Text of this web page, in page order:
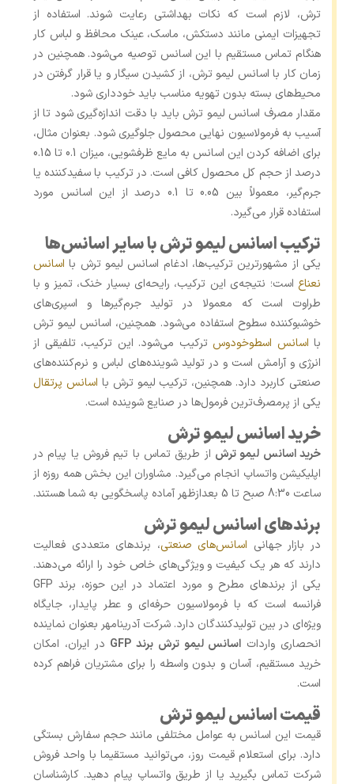
ترش، لازم است که نکات بهداشتی رعایت شوند. استفاده از
تجهیزات ایمنی مانند دستکش، ماسک، عینک محافظ و لباس کار
هنگام تماس مستقیم با این اسانس توصیه می‌شود. همچنین در
زمان کار با اسانس لیمو ترش، از کشیدن سیگار و یا قرار گرفتن در
محیط‌های بسته بدون تهویه مناسب باید خودداری شود.
مقدار مصرف اسانس لیمو ترش باید با دقت اندازه‌گیری شود تا از
آسیب به فرمولاسیون نهایی محصول جلوگیری شود. بعنوان مثال،
برای اضافه کردن این اسانس به مایع ظرفشویی، میزان 0.1 تا 0.15
درصد از حجم کل محصول کافی است. در ترکیب با سفیدکننده‌ یا
جرم‌گیر، معمولاً بین 0.05 تا 0.1 درصد از این اسانس مورد
استفاده قرار می‌گیرد.
ترکیب اسانس لیمو ترش با سایر اسانس‌ها
یکی از مشهورترین ترکیب‌ها، ادغام اسانس لیمو ترش با اسانس
نعناع است؛ نتیجه‌ی این ترکیب، رایحه‌ای بسیار خنک، تمیز و با
طراوت است که معمولا در تولید جرم‌گیرها و اسپری‌های
خوشبوکننده سطوح استفاده می‌شود. همچنین، اسانس لیمو ترش
با اسانس اسطوخودوس ترکیب می‌شود. این ترکیب، تلفیقی از
انرژی و آرامش است و در تولید شوینده‌های لباس و نرم‌کننده‌های
صنعتی کاربرد دارد. همچنین، ترکیب لیمو ترش با اسانس پرتقال
یکی از پرمصرف‌ترین فرمول‌ها در صنایع شوینده است.
خرید اسانس لیمو ترش
خرید اسانس لیمو ترش از طریق تماس با تیم فروش یا پیام در
اپلیکیشن واتساپ انجام می‌گیرد. مشاوران این بخش همه روزه از
ساعت 8:30 صبح تا 5 بعدازظهر آماده پاسخگویی به شما هستند.
برندهای اسانس لیمو ترش
در بازار جهانی اسانس‌های صنعتی، برندهای متعددی فعالیت
دارند که هر یک کیفیت و ویژگی‌های خاص خود را ارائه می‌دهند.
یکی از برندهای مطرح و مورد اعتماد در این حوزه، برند GFP
فرانسه است که با فرمولاسیون حرفه‌ای و عطر پایدار، جایگاه
ویژه‌ای در بین تولیدکنندگان دارد. شرکت آدرینامهر بعنوان نماینده
انحصاری واردات اسانس لیمو ترش برند GFP
در ایران، امکان
خرید مستقیم، آسان و بدون واسطه را برای مشتریان فراهم کرده
است.
قیمت اسانس لیمو ترش
قیمت این اسانس به عوامل مختلفی مانند حجم سفارش بستگی
دارد. برای استعلام قیمت روز، می‌توانید مستقیما با واحد فروش
شرکت تماس بگیرید یا از طریق واتساپ پیام دهید. کارشناسان